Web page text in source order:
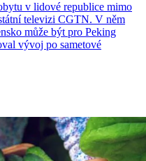
v lidové republice mimo
televizi CGTN. V něm
může být pro Peking
vývoj po sametové